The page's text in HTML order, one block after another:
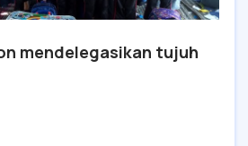
mendelegasikan tujuh